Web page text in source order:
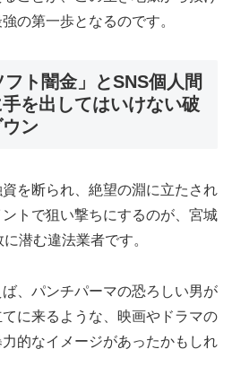
の第一歩となるのです。
ト闇金」とSNS個人間
を出してはいけない破
ン
を断られ、絶望の淵に立たされ
トで狙い撃ちにするのが、宮城
潜む違法業者です。
、パンチパーマの恐ろしい男が
に来るような、映画やドラマの
的なイメージがあったかもしれ